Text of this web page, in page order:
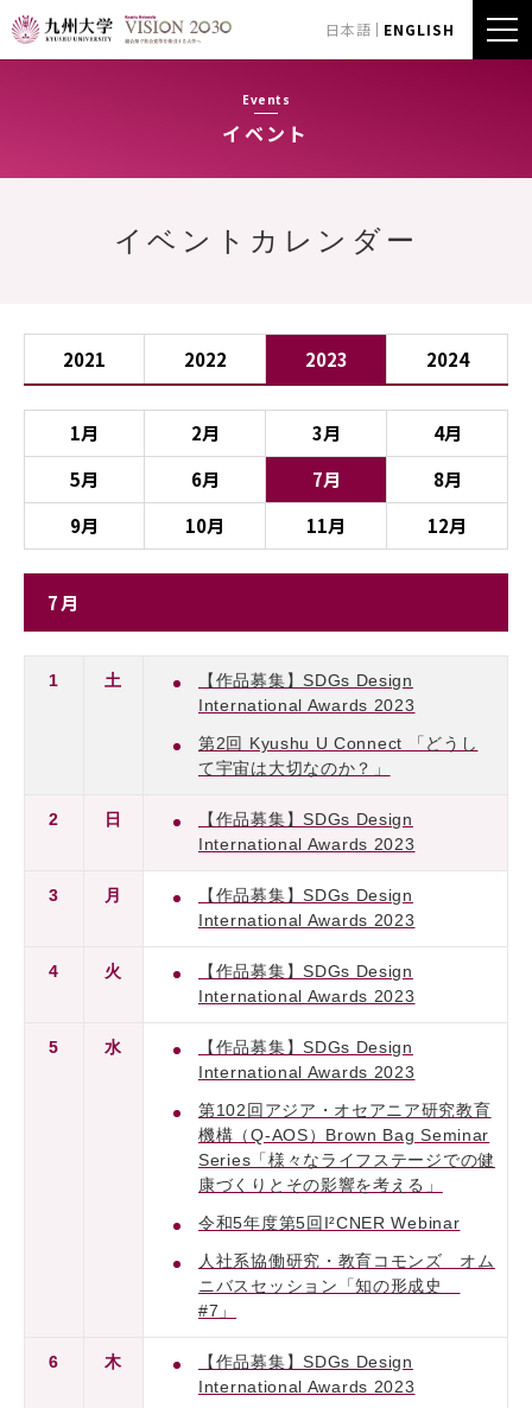
日本語 ENGLISH
Events
イベント
イベントカレンダー
2021 2022 2023 2024
1月 2月 3月
4月
5月
6月 7月
8月
9月
10月 11月 12月
7月
1 土
【作品募集】SDGs Design
International Awards 2023
第2回 Kyushu U Connect 「どうし
て宇宙は大切なのか？」
2 日
【作品募集】SDGs Design
International Awards 2023
3 月
【作品募集】SDGs Design
International Awards 2023
4 火
【作品募集】SDGs Design
International Awards 2023
5 水
【作品募集】SDGs Design
International Awards 2023
第102回アジア・オセアニア研究教育
機構（Q-AOS）Brown Bag Seminar
Series「様々なライフステージでの健
康づくりとその影響を考える」
令和5年度第5回I²CNER Webinar
人社系協働研究・教育コモンズ オム
ニバスセッション「知の形成史
#7」
6 木
【作品募集】SDGs Design
International Awards 2023